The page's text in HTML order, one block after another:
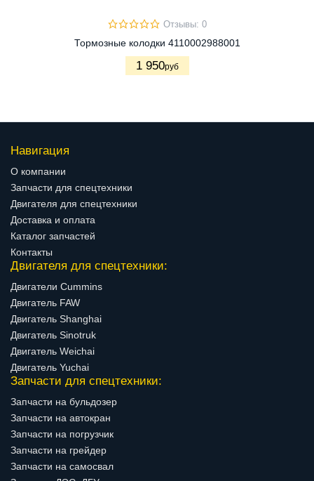
Отзывы: 0
Тормозные колодки 4110002988001
1 950руб
Навигация
О компании
Запчасти для спецтехники
Двигателя для спецтехники
Доставка и оплата
Каталог запчастей
Контакты
Двигателя для спецтехники:
Двигатели Cummins
Двигатель FAW
Двигатель Shanghai
Двигатель Sinotruk
Двигатель Weichai
Двигатель Yuchai
Запчасти для спецтехники:
Запчасти на бульдозер
Запчасти на автокран
Запчасти на погрузчик
Запчасти на грейдер
Запчасти на самосвал